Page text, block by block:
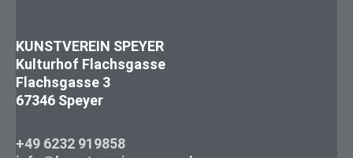
KUNSTVEREIN SPEYER
Kulturhof Flachsgasse
Flachsgasse 3
67346 Speyer
+49 6232 919858